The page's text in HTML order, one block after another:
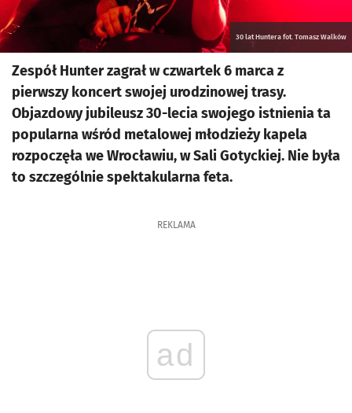
30 lat Huntera fot. Tomasz Walków
Zespół Hunter zagrał w czwartek 6 marca z
pierwszy koncert swojej urodzinowej trasy.
Objazdowy jubileusz 30-lecia swojego istnienia ta
popularna wśród metalowej młodzieży kapela
rozpoczęła we Wrocławiu, w Sali Gotyckiej. Nie była
to szczególnie spektakularna feta.
REKLAMA
ad